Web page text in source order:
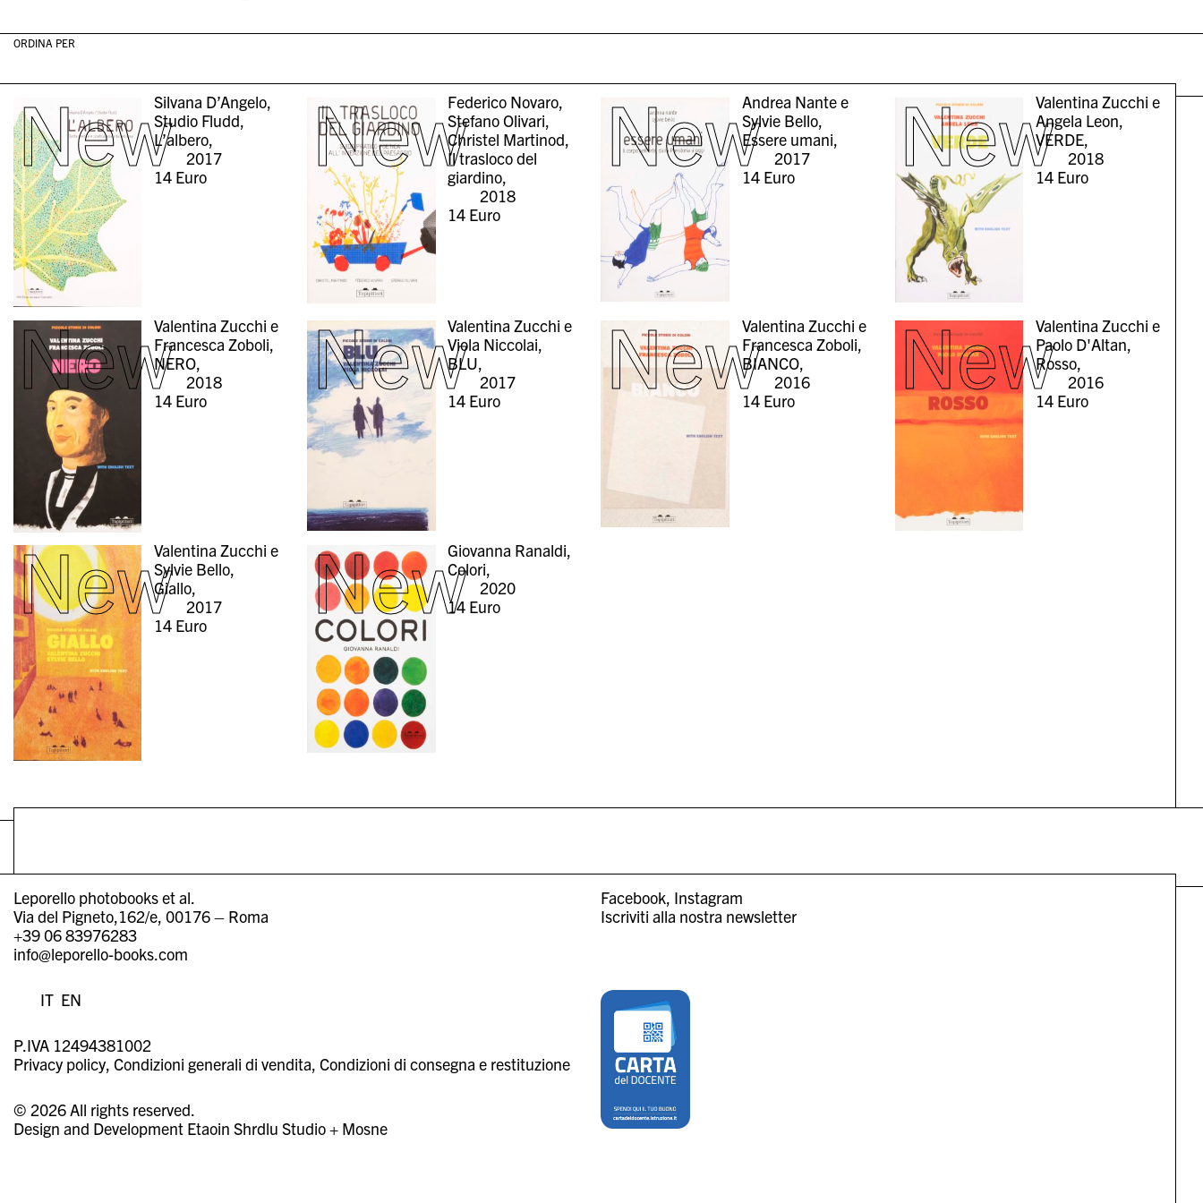
ORDINA PER
NewSilvana D’Angelo,
Studio Fludd,
L’albero,
2017
14 Euro NewFederico Novaro,
Stefano Olivari,
Christel Martinod,
Il trasloco del
giardino,
2018
14 Euro
NewAndrea Nante e
Sylvie Bello,
Essere umani,
2017
14Euro NewValentina Zucchi e
Angela Leon,
VERDE,
2018
14Euro
NewValentina Zucchi e
Francesca Zoboli,
NERO,
2018
14 Euro NewValentina Zucchi e
Viola Niccolai,
BLU,
2017
14 Euro NewValentina Zucchi e
Francesca Zoboli,
BIANCO,
2016
14Euro NewValentina Zucchi e
Paolo D'Altan,
Rosso,
2016
14Euro
NewValentina Zucchi e
Sylvie Bello,
Giallo,
2017
14 Euro NewGiovanna Ranaldi,
Colori,
2020
14 Euro
Facebook Instagram
Iscriviti alla nostra newsletter
Leporello photobooks et al.
Via del Pigneto,162/e, 00176 – Roma
+39 06 83976283
info@leporello-books.com
IT EN
P.IVA 12494381002
Privacy policy Condizioni generali di vendita Condizioni di consegna e restituzione
© 2026 All rights reserved.
Design and Development Etaoin Shrdlu Studio+ Mosne